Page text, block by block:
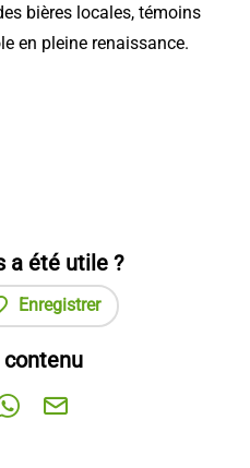
bières locales, témoins
en pleine renaissance.
a été utile ?
Enregistrer
Facebook (nouvelle fenêtre)
sur X / Twitter (nouvelle
Partager sur WhatsApp
Partager par mail